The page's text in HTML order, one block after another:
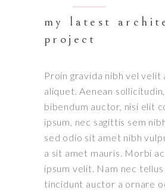
my latest
project
Proin gravida nibh vel velit
aliquet. Aenean
bibendum auctor, nisi elit
ipsum, nec sagittis sem
sed odio sit amet nibh
a sit amet mauris. Morbi
ipsum velit. Nam nec tellus
tincidunt auctor a ornare